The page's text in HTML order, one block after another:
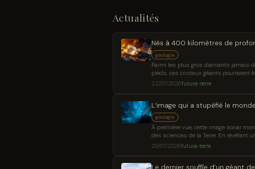
Actualités
Nés à 400 kilomètres de
géologie
Parmi les plus gros diamants jamais
pieds, ces cristaux géants pourraient
22/07/2026futura-terre
L’image qui a stupéfié le
géologie
À première vue, cette image sonar
des sciences de la Terre. En révélant
20/07/2026futura-terre